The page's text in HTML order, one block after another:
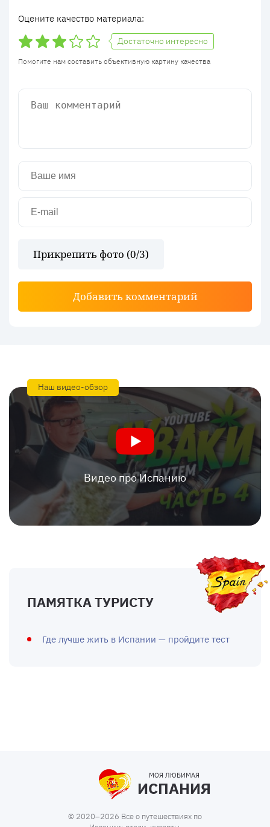
Оцените качество материала:
Достаточно интересно
Помогите нам составить объективную картину качества
Прикрепить фото (0/3)
Добавить комментарий
Наш видео-обзор
Видео про Испанию
ПАМЯТКА ТУРИСТУ
Где лучше жить в Испании — пройдите тест
МОЯ ЛЮБИМАЯ
ИСПАНИЯ
© 2020–2026 Все о путешествиях по